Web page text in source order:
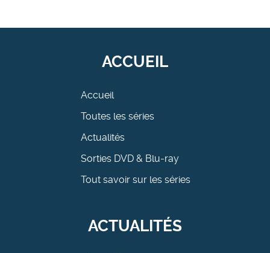
ACCUEIL
Accueil
Toutes les séries
Actualités
Sorties DVD & Blu-ray
Tout savoir sur les séries
ACTUALITÉS